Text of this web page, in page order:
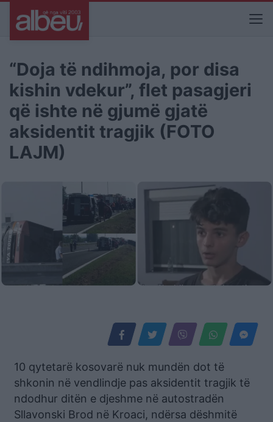
“Doja të ndihmoja, por disa
kishin vdekur”, flet pasagjeri
që ishte në gjumë gjatë
aksidentit tragjik (FOTO
LAJM)
10 qytetarë kosovarë nuk mundën dot të
shkonin në vendlindje pas aksidentit tragjik të
ndodhur ditën e djeshme në autostradën
Sllavonski Brod në Kroaci, ndërsa dëshmitë